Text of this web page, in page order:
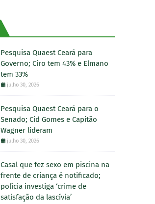
Pesquisa Quaest Ceará para
Governo; Ciro tem 43% e Elmano
tem 33%
julho 30, 2026
Pesquisa Quaest Ceará para o
Senado; Cid Gomes e Capitão
Wagner lideram
julho 30, 2026
Casal que fez sexo em piscina na
frente de criança é notificado;
polícia investiga ‘crime de
satisfação da lascívia’